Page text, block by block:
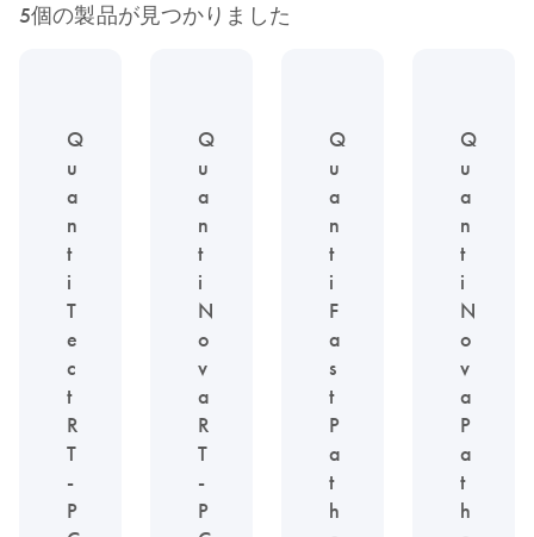
5個の製品が見つかりました
Q
u
a
n
t
i
T
e
c
t
R
T
-
P
Q
u
a
n
t
i
N
o
v
a
R
T
-
P
Q
u
a
n
t
i
F
a
s
t
P
a
t
h
Q
u
a
n
t
i
N
o
v
a
P
a
t
h